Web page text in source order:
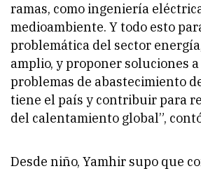
ramas, como ingeniería
medioambiente. Y todo esto
problemática del sector
amplio, y proponer soluciones
problemas de abastecimiento
tiene el país y contribuir para
del calentamiento global”,
Desde niño, Yamhir supo que